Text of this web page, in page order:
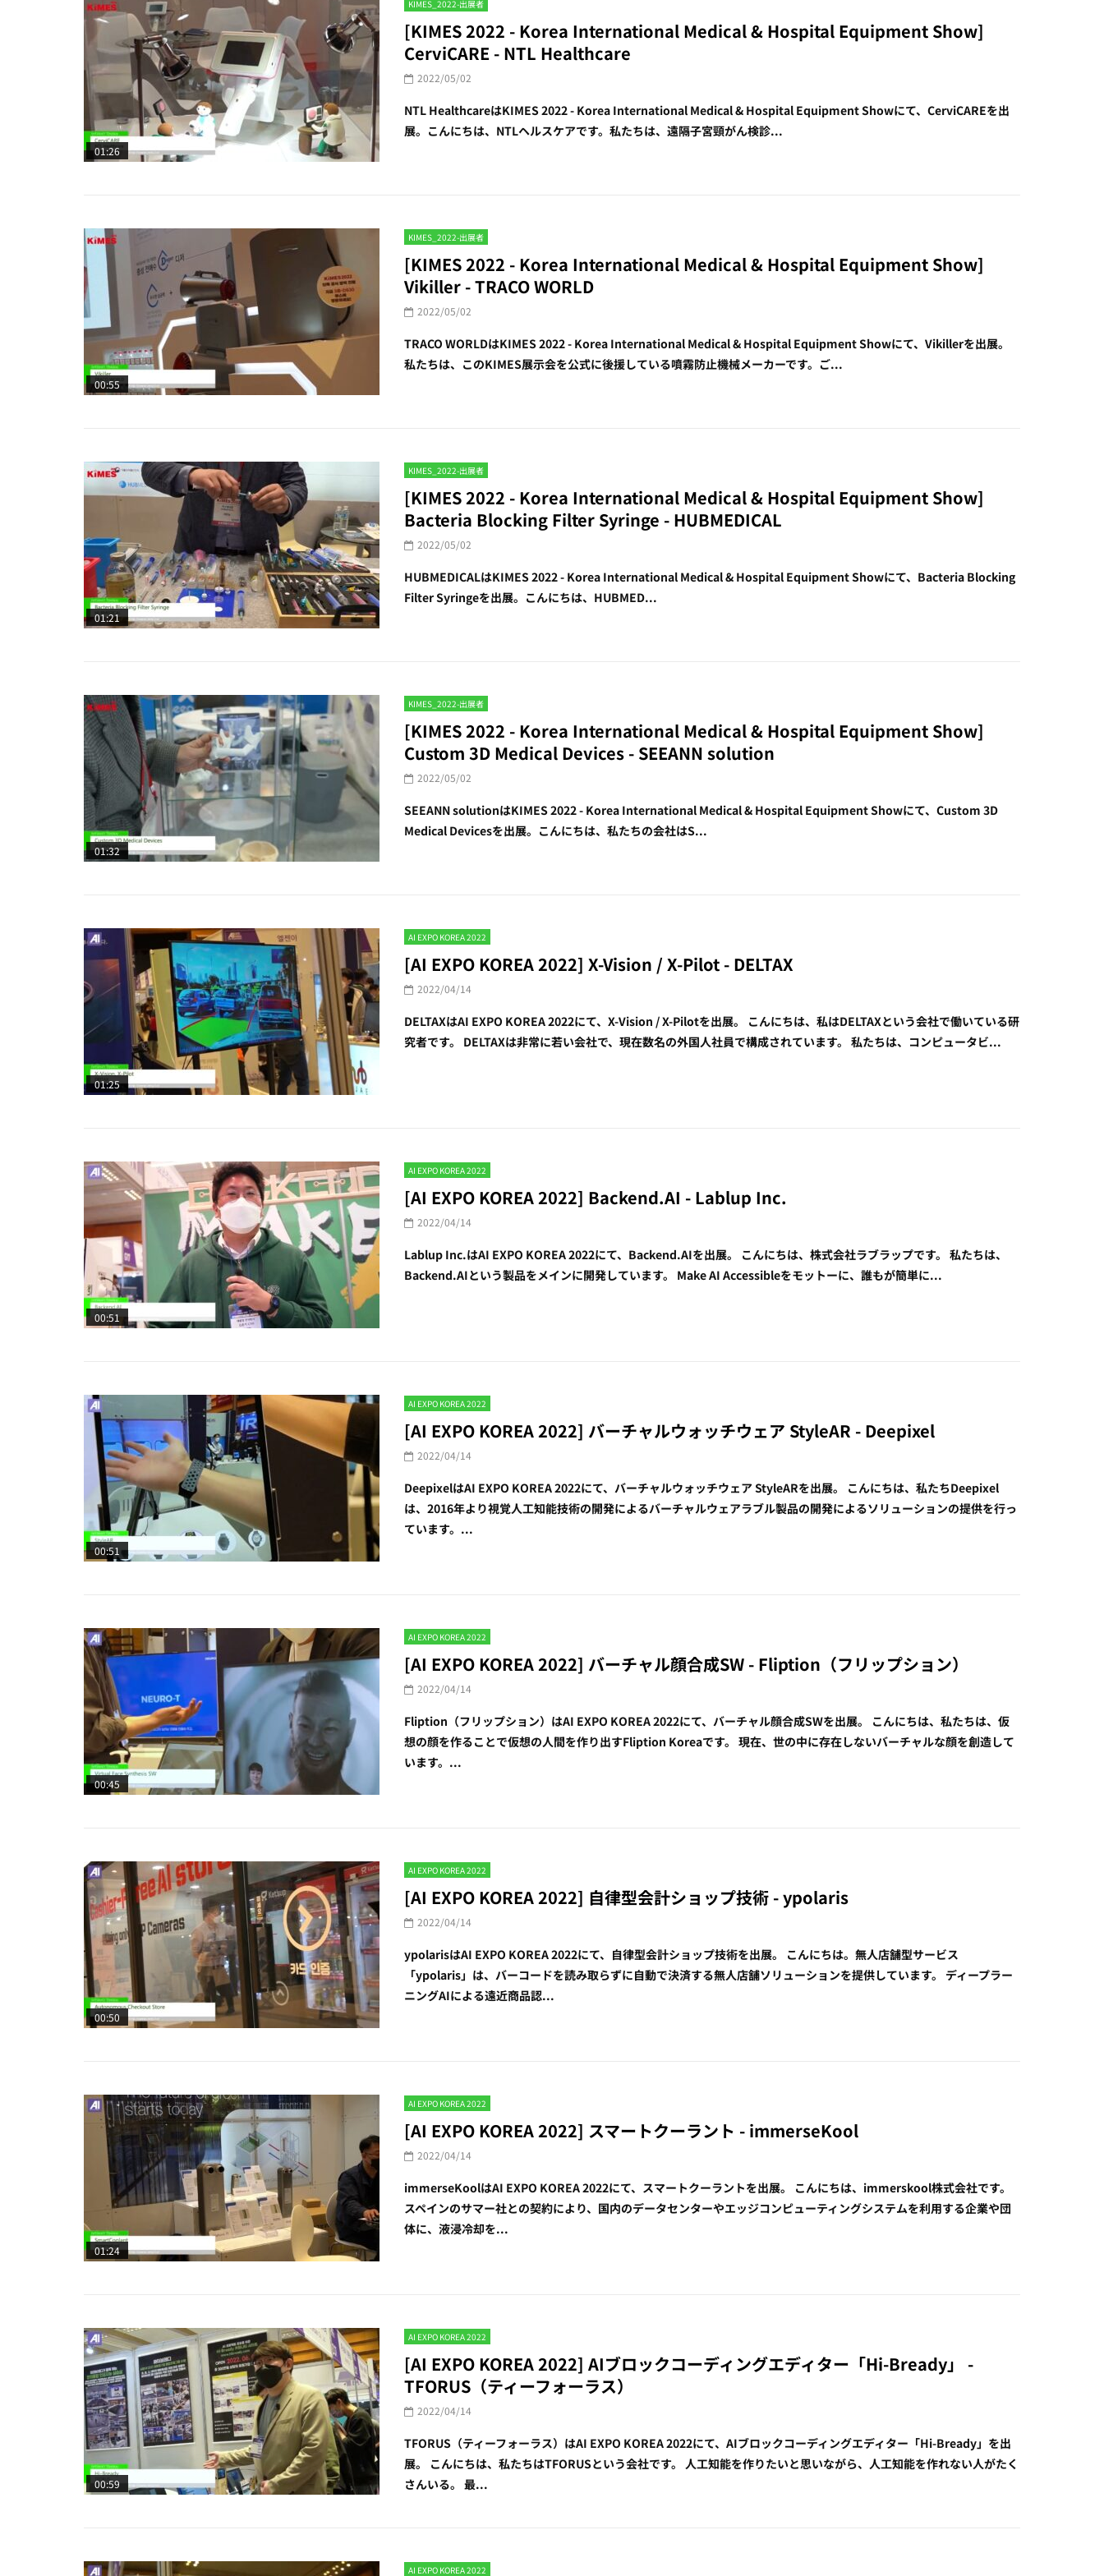
01:26
KIMES_2022-出展者
[KIMES 2022 - Korea International Medical & Hospital Equipment Show]
CerviCARE - NTL Healthcare
2022/05/02
NTL HealthcareはKIMES 2022 - Korea International Medical & Hospital Equipment Showにて、CerviCAREを出
展。こんにちは、NTLヘルスケアです。私たちは、遠隔子宮頸がん検診...
00:55
KIMES_2022-出展者
[KIMES 2022 - Korea International Medical & Hospital Equipment Show]
Vikiller - TRACO WORLD
2022/05/02
TRACO WORLDはKIMES 2022 - Korea International Medical & Hospital Equipment Showにて、Vikillerを出展。
私たちは、このKIMES展示会を公式に後援している噴霧防止機械メーカーです。ご...
01:21
KIMES_2022-出展者
[KIMES 2022 - Korea International Medical & Hospital Equipment Show]
Bacteria Blocking Filter Syringe - HUBMEDICAL
2022/05/02
HUBMEDICALはKIMES 2022 - Korea International Medical & Hospital Equipment Showにて、Bacteria Blocking
Filter Syringeを出展。こんにちは、HUBMED...
01:32
KIMES_2022-出展者
[KIMES 2022 - Korea International Medical & Hospital Equipment Show]
Custom 3D Medical Devices - SEEANN solution
2022/05/02
SEEANN solutionはKIMES 2022 - Korea International Medical & Hospital Equipment Showにて、Custom 3D
Medical Devicesを出展。こんにちは、私たちの会社はS...
01:25
AI EXPO KOREA 2022
[AI EXPO KOREA 2022] X-Vision / X-Pilot - DELTAX
2022/04/14
DELTAXはAI EXPO KOREA 2022にて、X-Vision / X-Pilotを出展。 こんにちは、私はDELTAXという会社で働いている研
究者です。 DELTAXは非常に若い会社で、現在数名の外国人社員で構成されています。 私たちは、コンピュータビ...
00:51
AI EXPO KOREA 2022
[AI EXPO KOREA 2022] Backend.AI - Lablup Inc.
2022/04/14
Lablup Inc.はAI EXPO KOREA 2022にて、Backend.AIを出展。 こんにちは、株式会社ラブラップです。 私たちは、
Backend.AIという製品をメインに開発しています。 Make AI Accessibleをモットーに、誰もが簡単に...
00:51
AI EXPO KOREA 2022
[AI EXPO KOREA 2022] バーチャルウォッチウェア StyleAR - Deepixel
2022/04/14
DeepixelはAI EXPO KOREA 2022にて、バーチャルウォッチウェア StyleARを出展。 こんにちは、私たちDeepixel
は、2016年より視覚人工知能技術の開発によるバーチャルウェアラブル製品の開発によるソリューションの提供を行っ
ています。...
00:45
AI EXPO KOREA 2022
[AI EXPO KOREA 2022] バーチャル顔合成SW - Fliption（フリップション）
2022/04/14
Fliption（フリップション）はAI EXPO KOREA 2022にて、バーチャル顔合成SWを出展。 こんにちは、私たちは、仮
想の顔を作ることで仮想の人間を作り出すFliption Koreaです。 現在、世の中に存在しないバーチャルな顔を創造して
います。...
00:50
AI EXPO KOREA 2022
[AI EXPO KOREA 2022] 自律型会計ショップ技術 - ypolaris
2022/04/14
ypolarisはAI EXPO KOREA 2022にて、自律型会計ショップ技術を出展。 こんにちは。無人店舗型サービス
「ypolaris」は、バーコードを読み取らずに自動で決済する無人店舗ソリューションを提供しています。 ディープラー
ニングAIによる遠近商品認...
01:24
AI EXPO KOREA 2022
[AI EXPO KOREA 2022] スマートクーラント - immerseKool
2022/04/14
immerseKoolはAI EXPO KOREA 2022にて、スマートクーラントを出展。 こんにちは、immerskool株式会社です。
スペインのサマー社との契約により、国内のデータセンターやエッジコンピューティングシステムを利用する企業や団
体に、液浸冷却を...
00:59
AI EXPO KOREA 2022
[AI EXPO KOREA 2022] AIブロックコーディングエディター「Hi-Bready」 -
TFORUS（ティーフォーラス）
2022/04/14
TFORUS（ティーフォーラス）はAI EXPO KOREA 2022にて、AIブロックコーディングエディター「Hi-Bready」を出
展。 こんにちは、私たちはTFORUSという会社です。 人工知能を作りたいと思いながら、人工知能を作れない人がたく
さんいる。 最...
AI EXPO KOREA 2022